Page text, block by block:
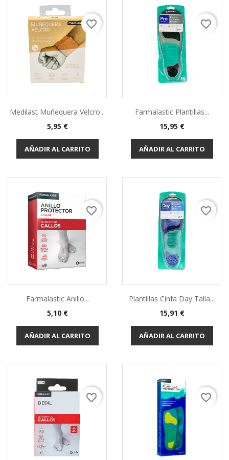
Medilast Muñequera Velcro...
5,95 €
AÑADIR AL CARRITO
favorite_border
Farmalastic Plantillas...
15,95 €
AÑADIR AL CARRITO
favorite_border
Farmalastic Anillo...
5,10 €
AÑADIR AL CARRITO
favorite_border
Plantillas Cinfa Day Talla...
15,91 €
AÑADIR AL CARRITO
favorite_border
favorite_border favorite_border